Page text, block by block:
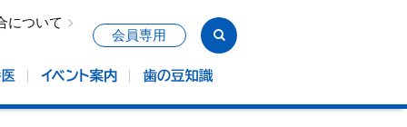
について
会員専用